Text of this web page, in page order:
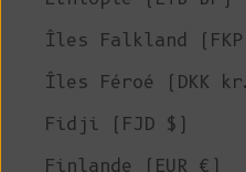
Îles Falkland
Îles Féroé (DKK
Fidji (FJD $)
Finlande (EUR €)